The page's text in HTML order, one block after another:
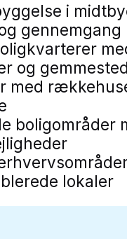
i
gennemgang
og
med
boligområder
lokaler